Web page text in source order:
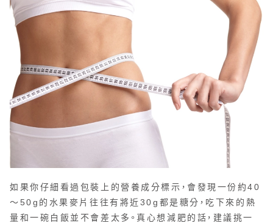
如果你仔細看過包裝上的營養成分標示，會發現一份約40
～50g的水果麥片往往有將近30g都是糖分，吃下來的熱
量和一碗白飯並不會差太多。真心想減肥的話，建議挑一